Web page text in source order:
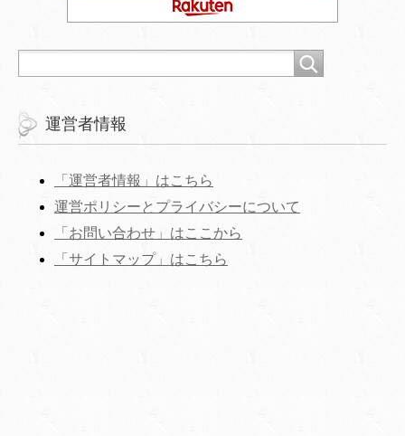
運営者情報
「運営者情報」はこちら
運営ポリシーとプライバシーについて
「お問い合わせ」はここから
‎「サイトマップ」はこちら